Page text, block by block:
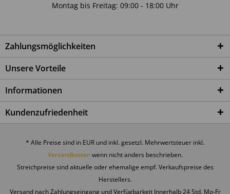
Montag bis Freitag: 09:00 - 18:00 Uhr
Zahlungsmöglichkeiten
Unsere Vorteile
Informationen
Kundenzufriedenheit
* Alle Preise sind in EUR und inkl. gesetzl. Mehrwertsteuer inkl.
Versandkostenwenn nicht anders beschrieben.
Streichpreise sind aktuelle oder ehemalige empf. Verkaufspreise des
Herstellers.
Versand nach Zahlungseingang und Verfügbarkeit Innerhalb 24 Std. Mo-Fr